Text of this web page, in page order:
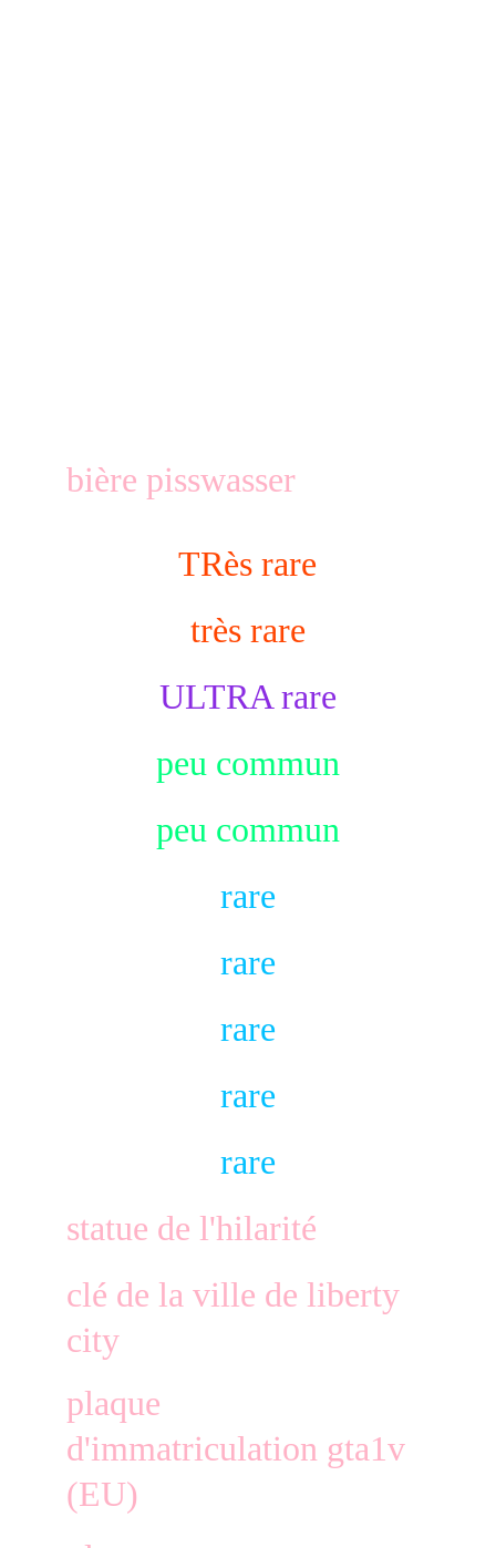
bière pisswasser
statue de l'hilarité
TRès rare
très rare
clé de la ville de liberty
city
ULTRA rare
plaque
d'immatriculation gta1v
(EU)
peu commun
peu commun
rare
rare
rare
rare
rare